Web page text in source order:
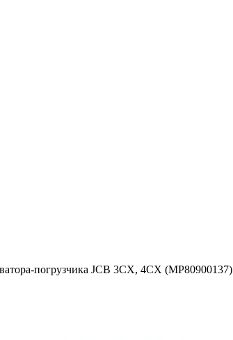
погрузчика JCB 3CX, 4CX (MP80900137)